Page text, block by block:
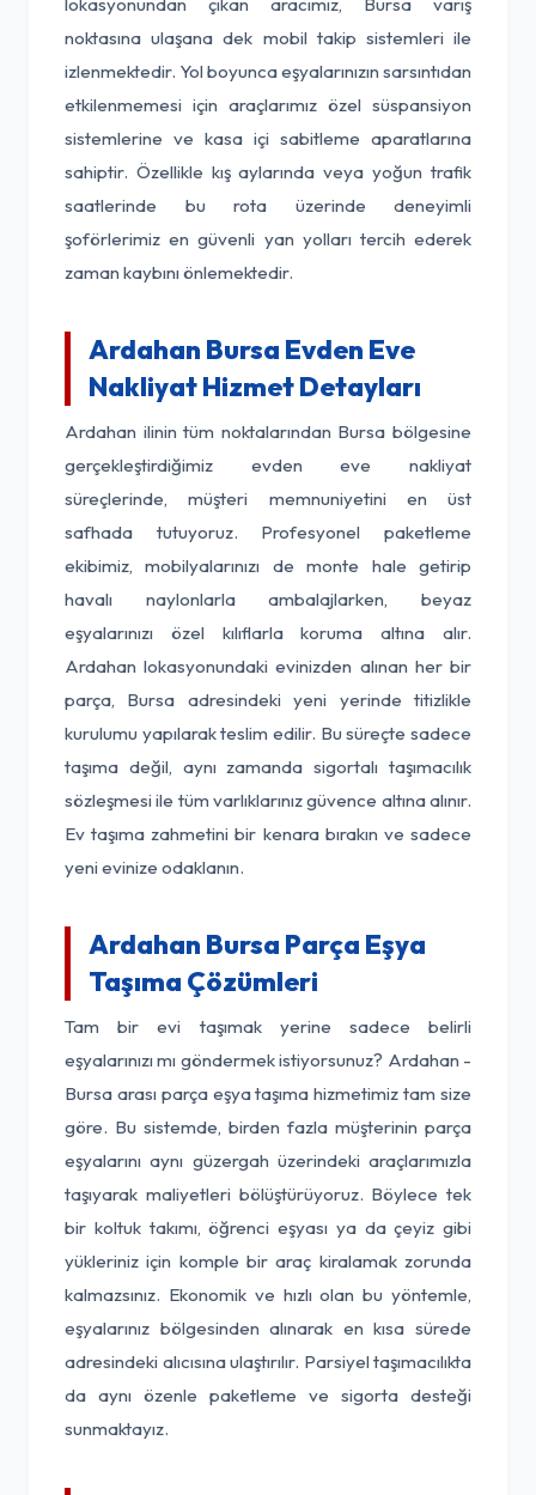
noktasına ulaşana dek mobil takip sistemleri ile
izlenmektedir. Yol boyunca eşyalarınızın sarsıntıdan
etkilenmemesi için araçlarımız özel süspansiyon
sistemlerine ve kasa içi sabitleme aparatlarına
sahiptir. Özellikle kış aylarında veya yoğun trafik
saatlerinde bu rota üzerinde deneyimli
şoförlerimiz en güvenli yan yolları tercih ederek
zaman kaybını önlemektedir.
Ardahan Bursa Evden Eve
Nakliyat Hizmet Detayları
Ardahan ilinin tüm noktalarından Bursa bölgesine
gerçekleştirdiğimiz evden eve nakliyat
süreçlerinde, müşteri memnuniyetini en üst
safhada tutuyoruz. Profesyonel paketleme
ekibimiz, mobilyalarınızı de monte hale getirip
havalı naylonlarla ambalajlarken, beyaz
eşyalarınızı özel kılıflarla koruma altına alır.
Ardahan lokasyonundaki evinizden alınan her bir
parça, Bursa adresindeki yeni yerinde titizlikle
kurulumu yapılarak teslim edilir. Bu süreçte sadece
taşıma değil, aynı zamanda sigortalı taşımacılık
sözleşmesi ile tüm varlıklarınız güvence altına alınır.
Ev taşıma zahmetini bir kenara bırakın ve sadece
yeni evinize odaklanın.
Ardahan Bursa Parça Eşya
Taşıma Çözümleri
Tam bir evi taşımak yerine sadece belirli
eşyalarınızı mı göndermek istiyorsunuz? Ardahan -
Bursa arası parça eşya taşıma hizmetimiz tam size
göre. Bu sistemde, birden fazla müşterinin parça
eşyalarını aynı güzergah üzerindeki araçlarımızla
taşıyarak maliyetleri bölüştürüyoruz. Böylece tek
bir koltuk takımı, öğrenci eşyası ya da çeyiz gibi
yükleriniz için komple bir araç kiralamak zorunda
kalmazsınız. Ekonomik ve hızlı olan bu yöntemle,
eşyalarınız bölgesinden alınarak en kısa sürede
adresindeki alıcısına ulaştırılır. Parsiyel taşımacılıkta
da aynı özenle paketleme ve sigorta desteği
sunmaktayız.